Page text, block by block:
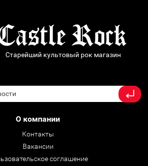
Старейший культовый рок магазин
О компании
Контакты
Вакансии
соглашение